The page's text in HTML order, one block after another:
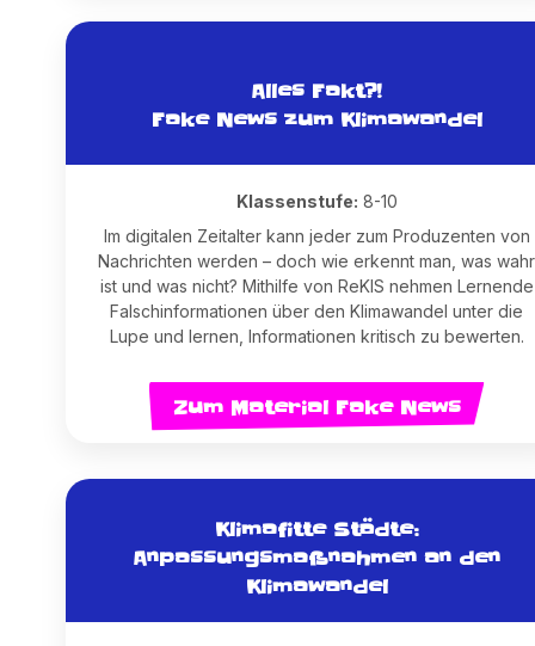
Alles Fakt?!
Fake News zum Klimawandel
Klassenstufe: 8-10
Im digitalen Zeitalter kann jeder zum Produzenten von
Nachrichten werden – doch wie erkennt man, was wahr
ist und was nicht? Mithilfe von ReKIS nehmen Lernende
Falschinformationen über den Klimawandel unter die
Lupe und lernen, Informationen kritisch zu bewerten.
Zum Material Fake News
Klimafitte Städte:
Anpassungsmaßnahmen an den
Klimawandel